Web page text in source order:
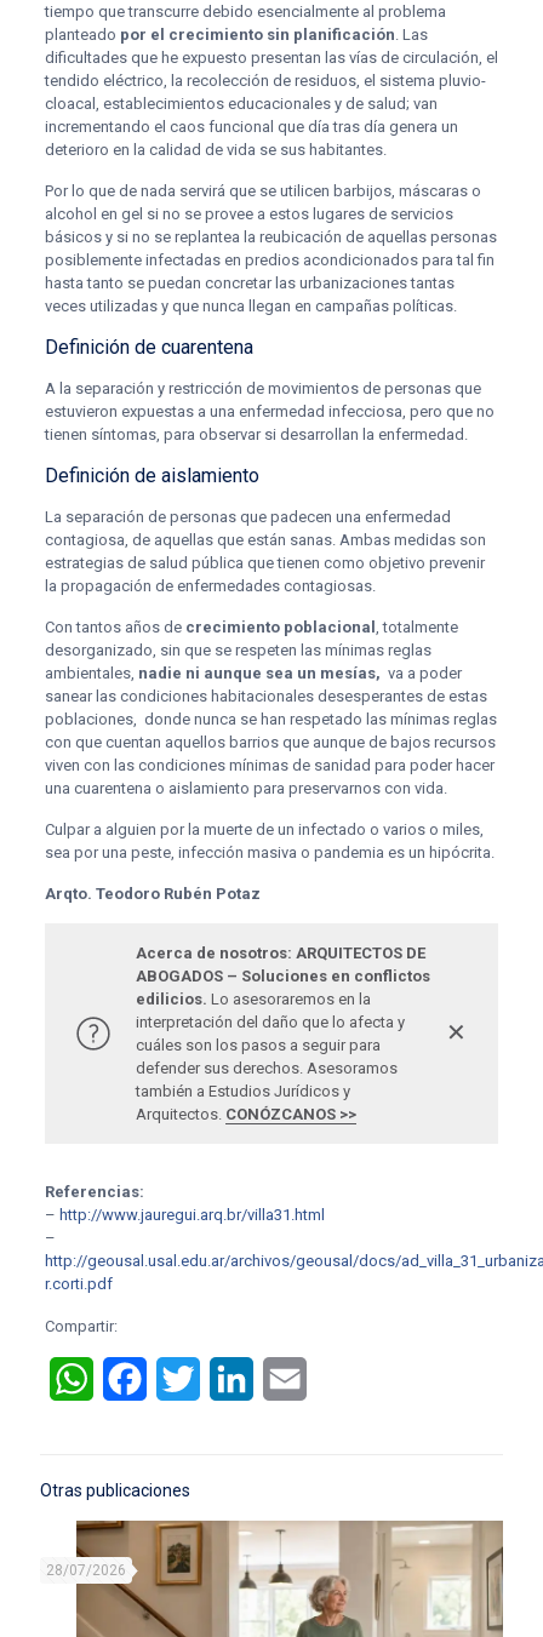
tiempo que transcurre debido esencialmente al problema
planteado por el crecimiento sin planificación . Las
dificultades que he expuesto presentan las vías de circulación, el
tendido eléctrico, la recolección de residuos, el sistema pluvio-
cloacal, establecimientos educacionales y de salud; van
incrementando el caos funcional que día tras día genera un
deterioro en la calidad de vida se sus habitantes.
Por lo que de nada servirá que se utilicen barbijos, máscaras o
alcohol en gel si no se provee a estos lugares de servicios
básicos y si no se replantea la reubicación de aquellas personas
posiblemente infectadas en predios acondicionados para tal fin
hasta tanto se puedan concretar las urbanizaciones tantas
veces utilizadas y que nunca llegan en campañas políticas.
Definición de cuarentena
A la separación y restricción de movimientos de personas que
estuvieron expuestas a una enfermedad infecciosa, pero que no
tienen síntomas, para observar si desarrollan la enfermedad.
Definición de aislamiento
La separación de personas que padecen una enfermedad
contagiosa, de aquellas que están sanas. Ambas medidas son
estrategias de salud pública que tienen como objetivo prevenir
la propagación de enfermedades contagiosas.
Con tantos años de crecimiento poblacional
, totalmente
desorganizado, sin que se respeten las mínimas reglas
ambientales, nadie ni aunque sea un mesías, va a poder
sanear las condiciones habitacionales desesperantes de estas
poblaciones, donde nunca se han respetado las mínimas reglas
con que cuentan aquellos barrios que aunque de bajos recursos
viven con las condiciones mínimas de sanidad para poder hacer
una cuarentena o aislamiento para preservarnos con vida.
Culpar a alguien por la muerte de un infectado o varios o miles,
sea por una peste, infección masiva o pandemia es un hipócrita.
Arqto. Teodoro Rubén Potaz
Acerca de nosotros: ARQUITECTOS DE
ABOGADOS – Soluciones en conflictos
edilicios. Lo asesoraremos en la
interpretación del daño que lo afecta y
cuáles son los pasos a seguir para
defender sus derechos. Asesoramos
también a Estudios Jurídicos y
Arquitectos. CONÓZCANOS >>
✕
Referencias:
– http://www.jauregui.arq.br/villa31.html
–
http://geousal.usal.edu.ar/archivos/geousal/docs/
r.corti.pdf
Compartir:
WhatsAppFacebookTwitter LinkedIn
Otras publicaciones
28/07/2026